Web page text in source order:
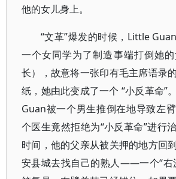
他的女儿身上。
“文革”爆发的时候，Little
一个女同学为了制造事端打倒她
长），故意将一张印有毛主席语录
纸，她由此变成了一个 “小反革命”
Guan被一个男生推倒在地导致左
个医生竟然拒绝为“小反革命”进行
时间，他的父亲从被关押的地方回
安县城去找自己的熟人——一个“右